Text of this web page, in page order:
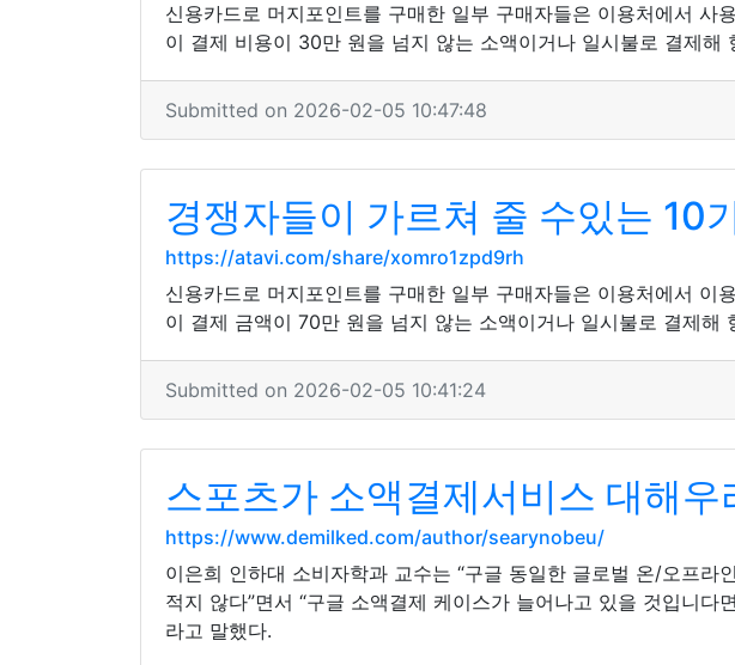
신용카드로 머지포인트를 구매한 일부 구매자들은 이용처에서
이 결제 비용이 30만 원을 넘지 않는 소액이거나 일시불로 결제해
Submitted on 2026-02-05 10:47:48
경쟁자들이 가르쳐 줄 수있는 10
https://atavi.com/share/xomro1zpd9rh
신용카드로 머지포인트를 구매한 일부 구매자들은 이용처에서
이 결제 금액이 70만 원을 넘지 않는 소액이거나 일시불로 결제해
Submitted on 2026-02-05 10:41:24
스포츠가 소액결제서비스 대해
https://www.demilked.com/author/searynobeu/
이은희 인하대 소비자학과 교수는 “구글 동일한 글로벌 온/오프
적지 않다”면서 “구글 소액결제 케이스가 늘어나고 있을 것입니
라고 말했다.